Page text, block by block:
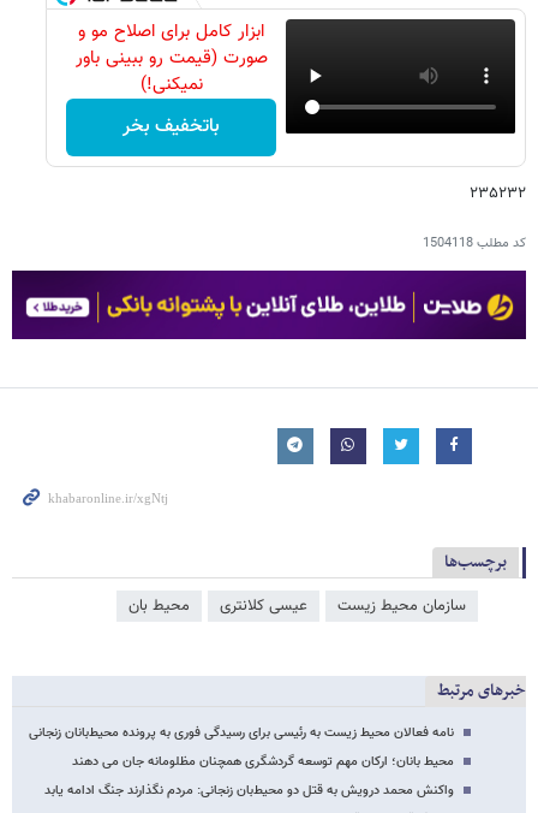
ابزار کامل برای اصلاح مو و
صورت (قیمت رو ببینی باور
نمیکنی!)
باتخفیف بخر
۲۳۵۲۳۲
کد مطلب1504118
برچسب‌ها
سازمان محیط زیست عیسی کلانتری محیط بان
خبرهای مرتبط
نامه فعالان محیط زیست به رئیسی برای رسیدگی فوری به پرونده محیط‌بانان زنجانی
محیط بانان؛ ارکان مهم توسعه گردشگری همچنان مظلومانه جان می دهند
واکنش محمد درویش به قتل دو محیط‌بان زنجانی: مردم نگذارند جنگ ادامه یابد